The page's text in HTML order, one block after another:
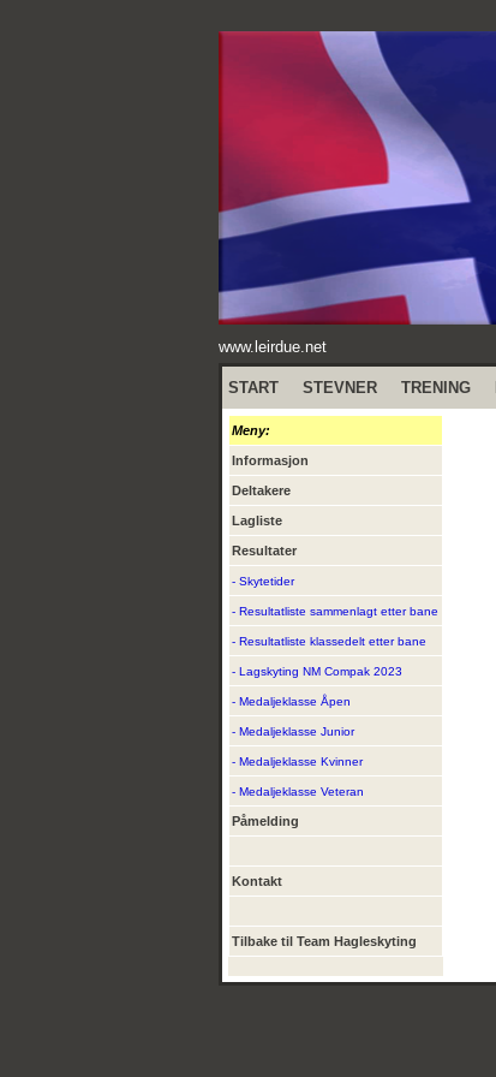
www.leirdue.net
START STEVNER TRENING
Meny:
Informasjon
Deltakere
Lagliste
Resultater
- Skytetider
- Resultatliste sammenlagt etter bane
- Resultatliste klassedelt etter bane
- Lagskyting NM Compak 2023
- Medaljeklasse Åpen
- Medaljeklasse Junior
- Medaljeklasse Kvinner
- Medaljeklasse Veteran
Påmelding
Kontakt
Tilbake til Team Hagleskyting